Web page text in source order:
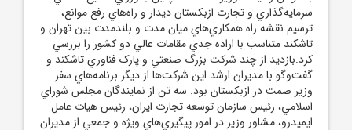
سرمايه‌گذاري و تجارت ازبکستان ديدار و راه‌هاي رفع موانع،
ترسيم نقشه راه همکاري‌هاي ميان مدت و بلندمدت بين تهران و
تاشکند متناسب با اراده جدي مقامات عالي دو کشور را بررسي
کرد.بازديد از چند شرکت بزرگ صنعتي و پارک فناوري تاشکند و
گفت‌وگو با مديران ارشد اين شرکت‌ها از ديگر برنامه‌هاي سفر
وزير صمت در ازبکستان بود. سه تن از نمايندگان مجلس شوراي‌
اسلامي، رئيس سازمان توسعه تجارت ايران، رئيس هيات عامل
ايميدرو، مشاور وزير در امور پيگيري‌هاي ويژه و جمعي از مديران